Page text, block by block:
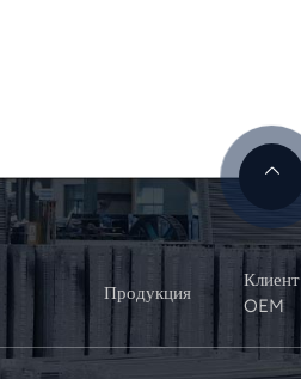
Продукция
Клиент
OEM